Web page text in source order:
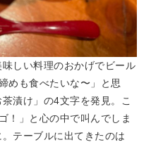
しい料理のおかげでビール
めも食べたいな〜」と思
漬け」の4文字を発見。こ
！」と心の中で叫んでしま
テーブルに出てきたのは